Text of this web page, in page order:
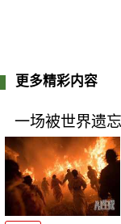
更多精彩内容
一场被世界遗